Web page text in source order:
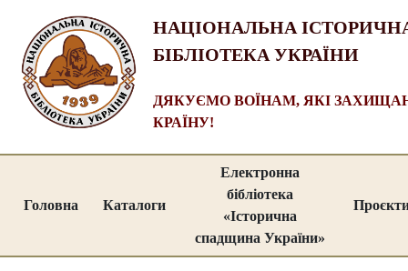
НАЦІОНАЛЬНА
БІБЛІОТЕКА УКРАЇНИ
ДЯКУЄМО ВОЇНАМ, ЯКІ
КРАЇНУ!
Головна Каталоги
Електронна
бібліотека
«Історична
спадщина України»